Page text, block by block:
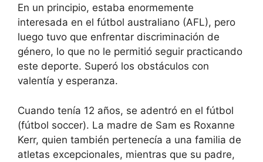
En un principio, estaba enormemente
interesada en el fútbol australiano (AFL), pero
luego tuvo que enfrentar discriminación de
género, lo que no le permitió seguir practicando
este deporte. Superó los obstáculos con
valentía y esperanza.
Cuando tenía 12 años, se adentró en el fútbol
(fútbol soccer). La madre de Sam es Roxanne
Kerr, quien también pertenecía a una familia de
atletas excepcionales, mientras que su padre,